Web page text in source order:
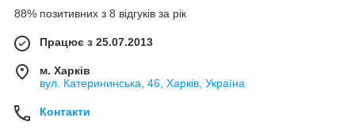
88% позитивних з 8 відгуків за рік
Працює з 25.07.2013
м. Харків
вул. Катерининська, 46, Харків, Україна
Контакти